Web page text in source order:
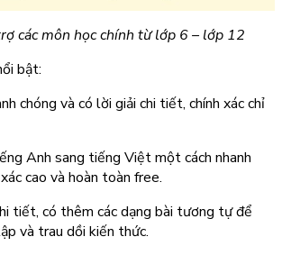
các môn học chính từ lớp 6 – lớp 12
bật:
chóng và có lời giải chi tiết, chính xác chỉ
Anh sang tiếng Việt một cách nhanh
cao và hoàn toàn free.
tiết, có thêm các dạng bài tương tự để
và trau dồi kiến thức.